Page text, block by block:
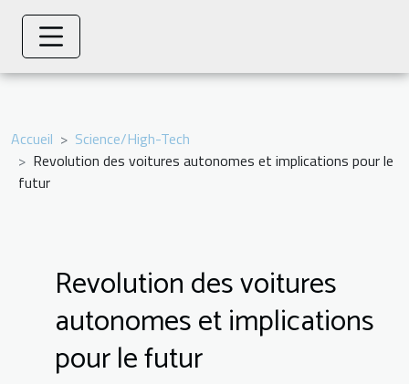
Accueil
Science/High-Tech
Revolution des voitures autonomes et implications pour le
futur
Revolution des voitures
autonomes et implications
pour le futur